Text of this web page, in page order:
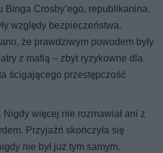
Binga Crosby’ego, republikanina.
względy bezpieczeństwa.
że prawdziwym powodem były
z mafią – zbyt ryzykowne dla
ścigającego przestępczość
Nigdy więcej nie rozmawiał ani z
Przyjaźń skończyła się
nie był już tym samym.